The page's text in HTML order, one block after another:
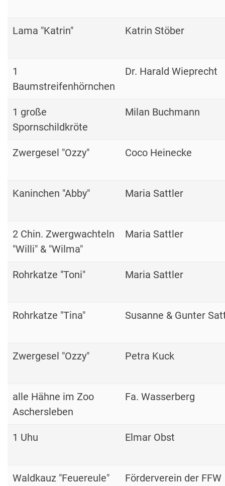
Lama "Katrin" Katrin Stöber
1
Baumstreifenhörnchen
Dr. Harald Wieprecht
1 große
Spornschildkröte
Milan Buchmann
Zwergesel "Ozzy" Coco Heinecke
Kaninchen "Abby" Maria Sattler
2 Chin. Zwergwachteln
"Willi" & "Wilma"
Maria Sattler
Rohrkatze "Toni" Maria Sattler
Rohrkatze "Tina" Susanne & Gunter
Zwergesel "Ozzy" Petra Kuck
alle Hähne im Zoo
Aschersleben
Fa. Wasserberg
1 Uhu Elmar Obst
Waldkauz "Feuereule"
Förderverein der FFW